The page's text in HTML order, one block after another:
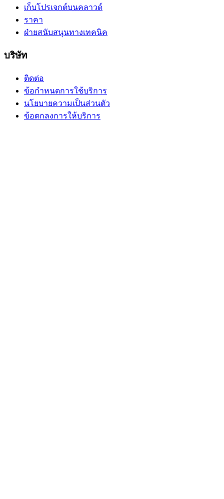
เก็บโปรเจกต์บนคลาวด์
ราคา
ฝ่ายสนับสนุนทางเทคนิค
บริษัท
ติดต่อ
ข้อกำหนดการใช้บริการ
นโยบายความเป็นส่วนตัว
ข้อตกลงการให้บริการ